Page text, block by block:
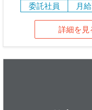
委託社員
月
詳細を見